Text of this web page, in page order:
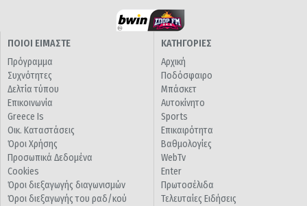
ΠΟΙΟΙ ΕΙΜΑΣΤΕ
Πρόγραμμα
Συχνότητες
Δελτία τύπου
Επικοινωνία
Greece Is
Οικ. Καταστάσεις
Όροι Χρήσης
Προσωπικά Δεδομένα
Cookies
Όροι διεξαγωγής διαγωνισμών
Όροι διεξαγωγής του ραδ/κού
ΚΑΤΗΓΟΡΙΕΣ
Αρχική
Ποδόσφαιρο
Μπάσκετ
Αυτοκίνητο
Sports
Επικαιρότητα
Βαθμολογίες
WebTv
Enter
Πρωτοσέλιδα
Τελευταίες Ειδήσεις